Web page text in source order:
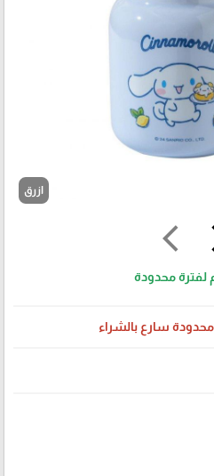
ازرق
arrow_back_ios
محدودة
محدودة سارع بالشراء